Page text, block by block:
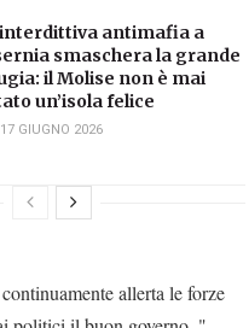
antimafia a
smaschera la grande
il Molise non è mai
un’isola felice
GIUGNO 2026
allerta le forze